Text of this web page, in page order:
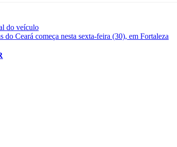
do veículo
do Ceará começa nesta sexta-feira (30), em Fortaleza